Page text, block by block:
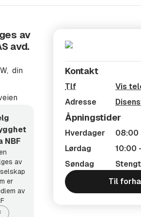
en omfordeling av drivkraften,
den minste tendens til over- eller
fordeles med inntil
eller bakakselen i løpet av et tidels
og en elektronisk styrt
Deretter går motorkraften tilbake til
på 40:60. Med BMW
veigrepet optimalt av begge
akselererer dermed stabilt ut
ratt? Herlig på kalde
kan få kjenne på det herlige
å fryse på hendene. Har du prøvd
en bil uten!
gir bilen et tøffere og et mer
av
avd.
din
NBF
av
er
av
Kontakt
Tlf
Vis
Adresse
Åpningstider
Hverdager
08:00
Lørdag
10:00
Søndag
Stengt
Til